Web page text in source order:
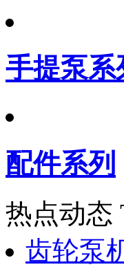
手提泵系
配件系列
热点动态
齿轮泵